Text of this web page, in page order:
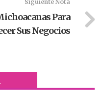
Siguiente Nota
Para
Sus Negocios